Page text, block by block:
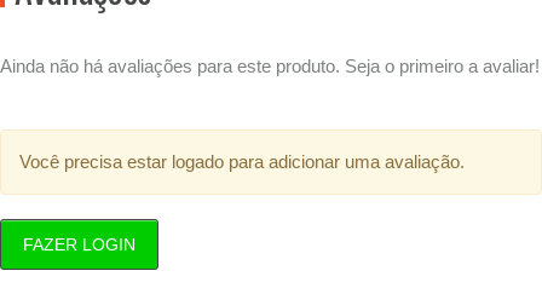
Ainda não há avaliações para este produto. Seja o primeiro a avaliar!
Você precisa estar logado para adicionar uma avaliação.
FAZER LOGIN